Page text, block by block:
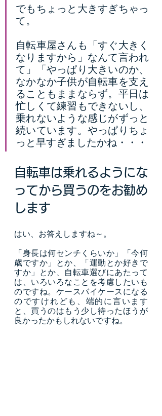
でもちょっと大きすぎちゃっ
て。
自転車屋さんも「すぐ大きく
なりますから」なんて言われ
て」「やっぱり大きいのか、
なかなか子供が自転車を支え
ることもままならず。平日は
忙しくて練習もできないし、
乗れないような感じがずっと
続いています。やっぱりちょ
っと早すぎましたかね・・・
自転車は乗れるようにな
ってから買うのをお勧め
します
はい、お答えしますね～。
「身長は何センチくらいか」「今何
歳ですか」とか、「運動とか好きで
すか」とか、自転車選びにあたって
は、いろいろなことを考慮したいも
のですね。ケースバイケースになる
のですけれども、端的に言います
と、買うのはもう少し待ったほうが
良かったかもしれないですね。